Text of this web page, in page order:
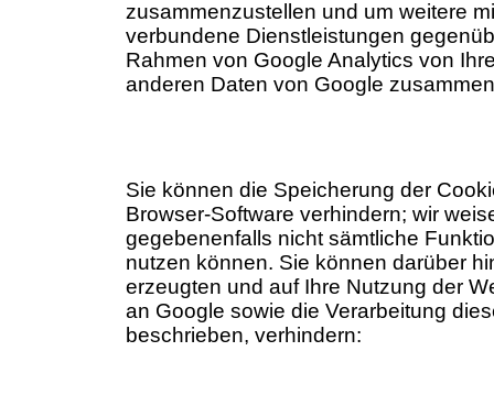
zusammenzustellen und um weitere
verbundene Dienstleistungen
Rahmen von Google Analytics von
anderen Daten von Google
Sie können die Speicherung der
Browser-Software verhindern; wir
gegebenenfalls nicht sämtliche
nutzen können. Sie können darüber
erzeugten und auf Ihre Nutzung der
an Google sowie die Verarbeitung
beschrieben, verhindern: